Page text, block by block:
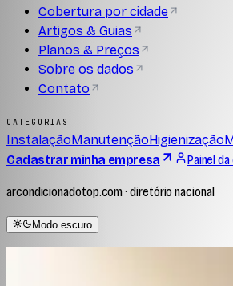
Cobertura por cidade
Artigos & Guias
Planos & Preços
Sobre os dados
Contato
CATEGORIAS
InstalaçãoManutençãoHigienização
Cadastrar minha empresa
Painel
arcondicionadotop.com · diretório nacional
Modo escuro